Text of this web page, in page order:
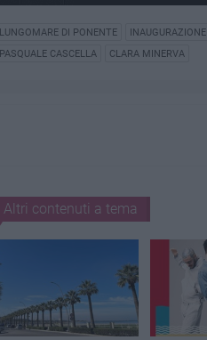
LUNGOMARE DI PONENTE INAUGURAZIONE
PASQUALE CASCELLA
CLARA MINERVA
Altri contenuti a tema